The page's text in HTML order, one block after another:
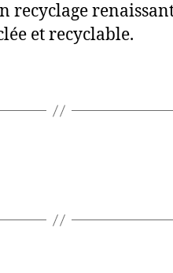
recyclage
et recyclable.